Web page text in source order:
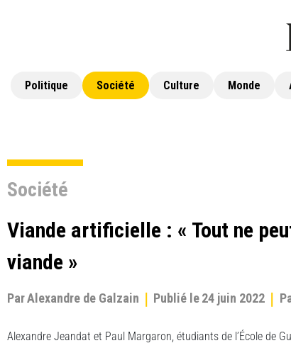
Politique Société Culture Monde
Société
Viande artificielle : « Tout ne
viande »
ParAlexandre de Galzain Publié le24 juin 2022
Alexandre Jeandat et Paul Margaron, étudiants de l’École de